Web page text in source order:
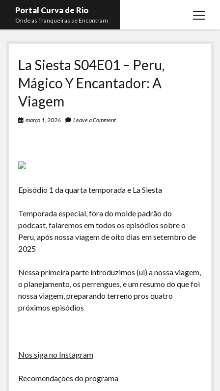
Portal Curva de Rio
Onde as Tranqueiras se Encontram
open
Podcasts open
Curva de Rio
Curva Belas Artes
Curva Classics
Komos
Arquivo CDR
A Ripa É a Lei
Especiais
Membros open
Almir Ribeiro
Felype Silva
Lucas Oliveira
twitterfacebookinstagramyoutube
rss emailtelegram
La Siesta S04E01 – Peru,
Mágico Y Encantador: A
Viagem
março 1, 2026 Leave a Comment
Episódio 1 da quarta temporada e La Siesta
Temporada especial, fora do molde padrão do
podcast, falaremos em todos os episódios sobre o
Peru, após nossa viagem de oito dias em setembro de
2025
Nessa primeira parte introduzimos (ui) a nossa viagem,
o planejamento, os perrengues, e um resumo do que foi
nossa viagem, preparando terreno pros quatro
próximos episódios
Nos siga no Instagram
Recomendações do programa